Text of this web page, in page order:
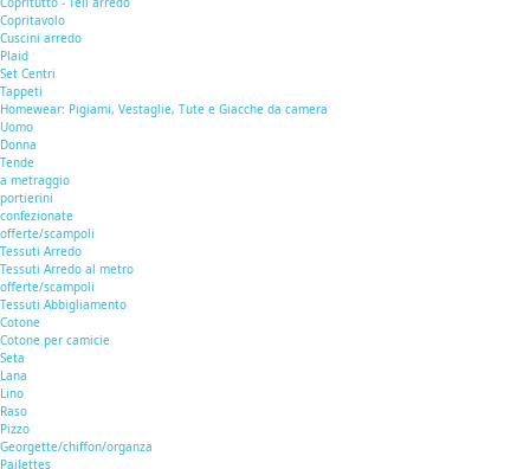
Copritavolo
Cuscini arredo
Plaid
Set Centri
Tappeti
Homewear: Pigiami, Vestaglie, Tute e Giacche da camera
Uomo
Donna
Tende
a metraggio
portierini
confezionate
offerte/scampoli
Tessuti Arredo
Tessuti Arredo al metro
offerte/scampoli
Tessuti Abbigliamento
Cotone
Cotone per camicie
Seta
Lana
Lino
Raso
Pizzo
Georgette/chiffon/organza
Pailettes